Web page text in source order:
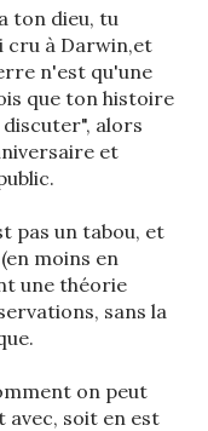
ton dieu, tu
cru à Darwin,et
n'est qu'une
que ton histoire
alors
et
pas un tabou, et
moins en
une théorie
sans la
on peut
avec, soit en est